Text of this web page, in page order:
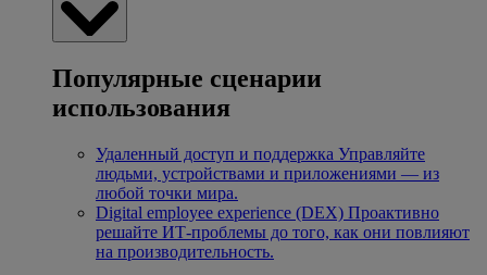
Популярные сценарии
использования
Удаленный доступ и поддержка Управляйте
людьми, устройствами и приложениями — из
любой точки мира.
Digital employee experience (DEX) Проактивно
решайте ИТ-проблемы до того, как они повлияют
на производительность.